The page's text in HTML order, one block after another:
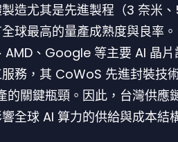
造尤其是先進製程（3 奈米
球最高的量產成熟度與良率
AMD、Google 等主要 AI 晶片
務，其 CoWoS 先進封裝技
的關鍵瓶頸。因此，台灣供應
全球 AI 算力的供給與成本結